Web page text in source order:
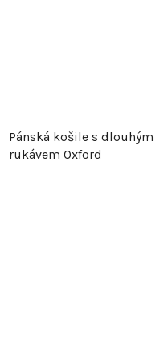
Pánská košile s dlouhým
rukávem Oxford